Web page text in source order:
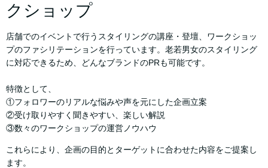
クショップ
店舗でのイベントで行うスタイリングの講座・登壇、ワークショッ
プのファシリテーションを行っています。老若男女のスタイリング
に対応できるため、どんなブランドのPRも可能です。
特徴として、
①フォロワーのリアルな悩みや声を元にした企画立案
②受け取りやすく聞きやすい、楽しい解説
③数々のワークショップの運営ノウハウ
これらにより、企画の目的とターゲットに合わせた内容をご提案し
ます。